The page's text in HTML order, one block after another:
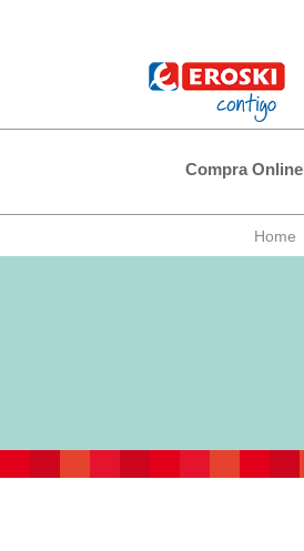
Compra Online
Home